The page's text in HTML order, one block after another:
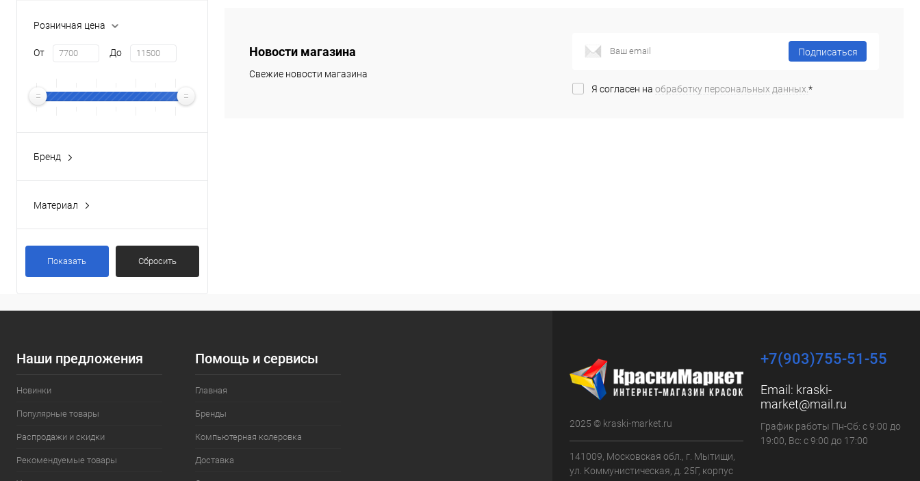
Розничная цена
От До
Бренд
Материал
Показать Сбросить
Купить в 1 клик
Новости магазина
Свежие новости магазина
Подписаться
Я согласен на обработку персональных данных. *
Наши предложения
Новинки
Популярные товары
Распродажи и скидки
Рекомендуемые товары
Помощь и сервисы
Главная
Бренды
Компьютерная колеровка
Доставка
2025 © kraski-market.ru
141009, Московская обл., г. Мытищи,
ул. Коммунистическая, д. 25Г, корпус
+7(903)755-51-55
Email: kraski-
market@mail.ru
График работы Пн-Сб: с 9:00 до
19:00, Вс: с 9:00 до 17:00